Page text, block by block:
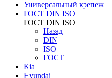
Универсальный крепеж
ГОСТ DIN ISO
ГОСТ DIN ISO
Назад
DIN
ISO
ГОСТ
Kia
Hyundai